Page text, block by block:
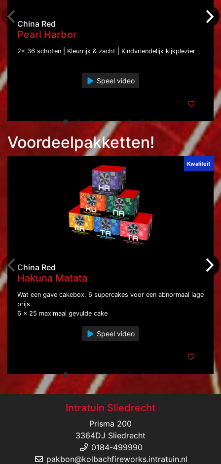
China Red
Pearl Harbor
2x 36 schoten | Kleurrijk & zacht | Kindvriendelijk kijkplezier
Speel video
Voordeelpakketten!
Kwaliteit
China Red
Hakuna Matata
Wat een gave cakebox. 6 supercakes voor een abnormaal lage
prijs.
6 x 25 maximaal gevulde cake
Speel video
Intratuin Sliedrecht
Prisma 200
3364DJ Sliedrecht
0184-499990
pakbon@kolbachfireworks.intratuin.nl